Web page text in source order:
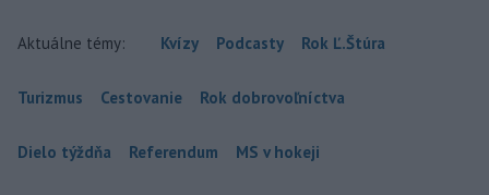
Aktuálne témy: Kvízy Podcasty Rok Ľ.Štúra
Turizmus Cestovanie Rok dobrovoľníctva
Dielo týždňa Referendum MS v hokeji